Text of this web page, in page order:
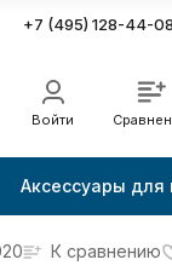
+7 (495) 128-44-08
Войти
Аксессуары для
К сравнению